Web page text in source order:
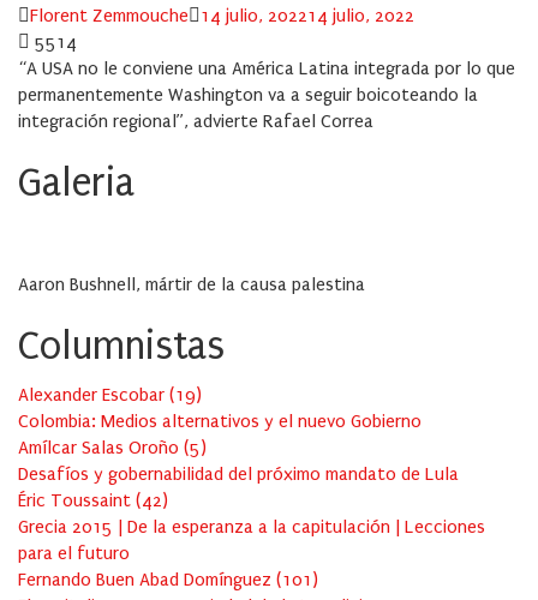
Author
Florent Zemmouche
Posted
14 julio, 202214 julio, 2022
5514
“A USA no le conviene una América Latina integrada por lo que
permanentemente Washington va a seguir boicoteando la
integración regional”, advierte Rafael Correa
Galeria
Aaron Bushnell, mártir de la causa palestina
Columnistas
Alexander Escobar (19)
Colombia: Medios alternativos y el nuevo Gobierno
Amílcar Salas Oroño (5)
Desafíos y gobernabilidad del próximo mandato de Lula
Éric Toussaint (42)
Grecia 2015 | De la esperanza a la capitulación | Lecciones
para el futuro
Fernando Buen Abad Domínguez (101 )